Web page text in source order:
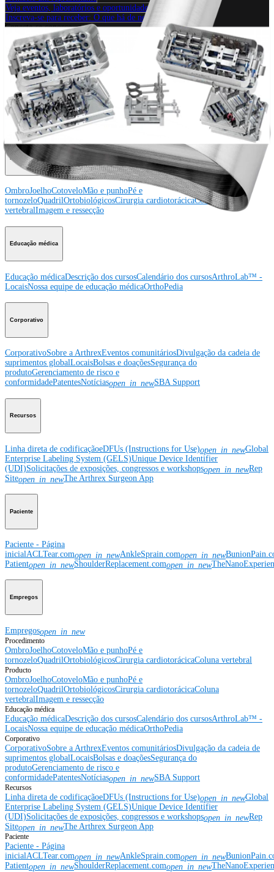
Veja eventos, laboratórios e oportunidades educacionais
Inscreva-se para receber: O que há de novo na Arthrex?
Conecte-se conosco
Procedimento
OmbroJoelhoCotoveloMão e punho Pé e
tornozeloQuadrilOrtobiológicos Cirurgia cardiotorácica Coluna vertebral
Producto
OmbroJoelhoCotoveloMão e punhoPé e
tornozeloQuadrilOrtobiológicosCirurgia cardiotorácicaColuna
vertebralImagem e ressecção
Educação médica
Educação médicaDescrição dos cursosCalendário dos cursosArthroLab™ -
LocaisNossa equipe de educação médicaOrthoPedia
Corporativo
CorporativoSobre a ArthrexEventos comunitáriosDivulgação da cadeia de
suprimentos globalLocaisBolsas e doaçõesSegurança do
produtoGerenciamento de risco e
conformidadePatentesNotíciasopen_in_newSBA Support
Recursos
Linha direta de codificaçãoeDFUs (Instructions for Use)open_in_newGlobal
Enterprise Labeling System (GELS)Unique Device Identifier
(UDI)Solicitações de exposições, congressos e workshopsopen_in_newRep
Siteopen_in_newThe Arthrex Surgeon App
Paciente
Paciente - Página
inicialACLTear.comopen_in_newAnkleSprain.comopen_in_new
Patientopen_in_newShoulderReplacement.comopen_in_new
Empregos
Empregosopen_in_new
Procedimento
OmbroJoelhoCotoveloMão e punhoPé e
tornozeloQuadrilOrtobiológicosCirurgia cardiotorácicaColuna vertebral
Producto
OmbroJoelhoCotoveloMão e punhoPé e
tornozeloQuadrilOrtobiológicosCirurgia cardiotorácicaColuna
vertebralImagem e ressecção
Educação médica
Educação médicaDescrição dos cursosCalendário dos cursosArthroLab™ -
LocaisNossa equipe de educação médicaOrthoPedia
Corporativo
CorporativoSobre a ArthrexEventos comunitáriosDivulgação da cadeia de
suprimentos globalLocaisBolsas e doaçõesSegurança do
produtoGerenciamento de risco e
conformidadePatentesNotíciasopen_in_newSBA Support
Recursos
Linha direta de codificaçãoeDFUs (Instructions for Use)open_in_newGlobal
Enterprise Labeling System (GELS)Unique Device Identifier
(UDI)Solicitações de exposições, congressos e workshopsopen_in_newRep
Siteopen_in_newThe Arthrex Surgeon App
Paciente
Paciente - Página
inicialACLTear.comopen_in_newAnkleSprain.comopen_in_new
Patientopen_in_newShoulderReplacement.comopen_in_new